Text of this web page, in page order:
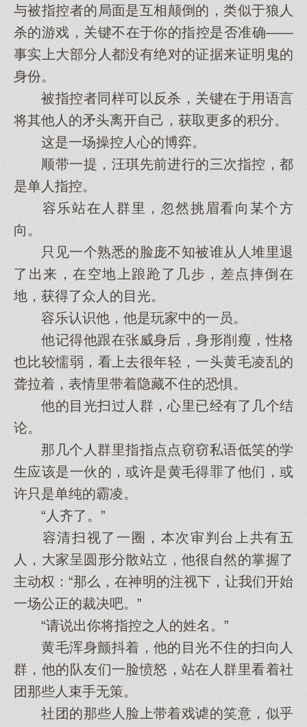
与被指控者的局面是互相颠倒的，类似于狼人
杀的游戏，关键不在于你的指控是否准确——
事实上大部分人都没有绝对的证据来证明鬼的
身份。
被指控者同样可以反杀，关键在于用语言
将其他人的矛头离开自己，获取更多的积分。
这是一场操控人心的博弈。
顺带一提，汪琪先前进行的三次指控，都
是单人指控。
容乐站在人群里，忽然挑眉看向某个方
向。
只见一个熟悉的脸庞不知被谁从人堆里退
了出来，在空地上踉跄了几步，差点摔倒在
地，获得了众人的目光。
容乐认识他，他是玩家中的一员。
他记得他跟在张威身后，身形削瘦，性格
也比较懦弱，看上去很年轻，一头黄毛凌乱的
聋拉着，表情里带着隐藏不住的恐惧。
他的目光扫过人群，心里已经有了几个结
论。
那几个人群里指指点点窃窃私语低笑的学
生应该是一伙的，或许是黄毛得罪了他们，或
许只是单纯的霸凌。
“人齐了。”
容清扫视了一圈，本次审判台上共有五
人，大家呈圆形分散站立，他很自然的掌握了
主动权：“那么，在神明的注视下，让我们开始
一场公正的裁决吧。”
“请说出你将指控之人的姓名。”
黄毛浑身颤抖着，他的目光不住的扫向人
群，他的队友们一脸愤怒，站在人群里看着社
团那些人束手无策。
社团的那些人脸上带着戏谑的笑意，似乎